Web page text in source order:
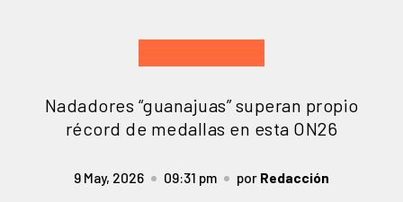
Nadadores “guanajuas” superan propio
récord de medallas en esta ON26
9 May, 2026 09:31 pm por Redacción